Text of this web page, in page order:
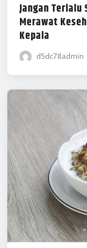
Jangan Terlalu
Merawat
Kepala
d5dc78admin